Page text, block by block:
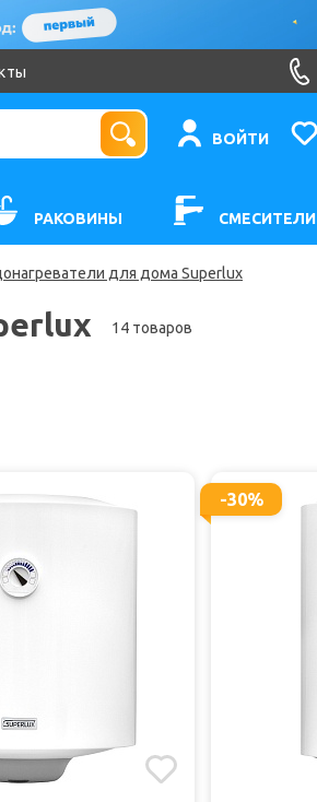
ВОЙТИ
РАКОВИНЫ СМЕСИТЕЛИ
для дома Superlux
14 товаров
-30%